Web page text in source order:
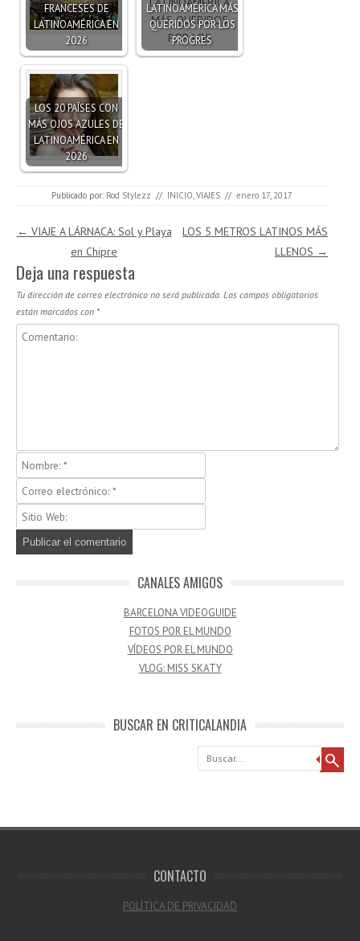
FRANCESES DE
LATINOAMÉRICA EN
2026
LATINOAMÉRICA MÁS
QUERIDOS POR LOS
PROGRES
LOS 20 PAÍSES CON
MÁS OJOS AZULES DE
LATINOAMÉRICA EN
2026
Publicado por: Rod Stylezz // INICIO VIAJES // enero 17, 2017
Navegación de entradas
← VIAJE A LÁRNACA: Sol y Playa
en Chipre
LOS 5 METROS LATINOS MÁS
LLENOS →
Deja una respuesta
Tu dirección de correo electrónico no será publicada. Los campos obligatorios
están marcados con *
CANALES AMIGOS
BARCELONA VIDEOGUIDE
FOTOS POR EL MUNDO
VÍDEOS POR EL MUNDO
VLOG: MISS SKATY
BUSCAR EN CRITICALANDIA
Buscar
CONTACTO
POLÍTICA DE PRIVACIDAD